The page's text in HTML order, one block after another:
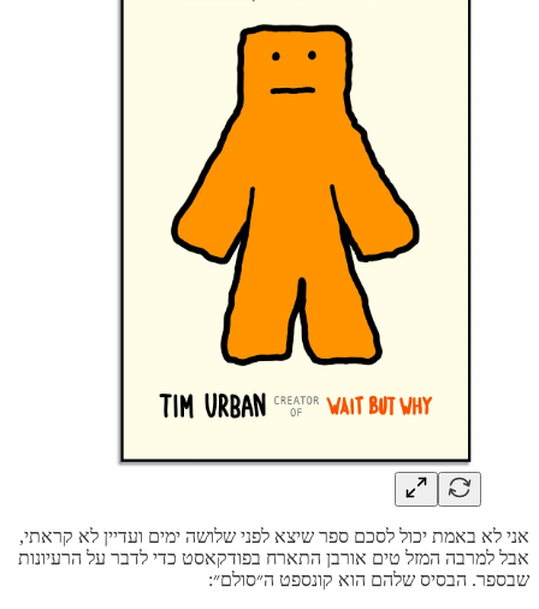
אני לא באמת יכול לסכם ספר שיצא לפני שלושה ימים ועדיין לא קראתי,
אבל למרבה המזל טים אורבן התארח בפודקאסט כדי לדבר על הרעיונות
שבספר. הבסיס שלהם הוא קונספט ה״סולם״: